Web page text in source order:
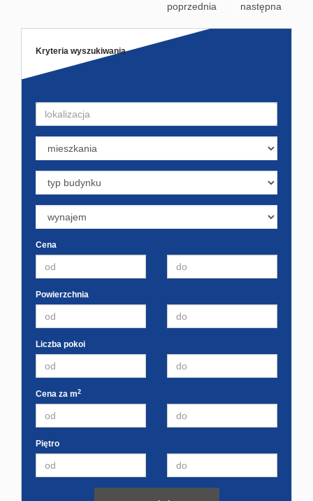
poprzednia następna
Kryteria wyszukiwania
Cena
Powierzchnia
Liczba pokoi
Cena za m2
Piętro